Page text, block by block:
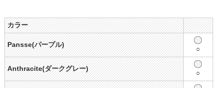
カラー
Pansse(パープル)
○
Anthracite(ダークグレー)
○